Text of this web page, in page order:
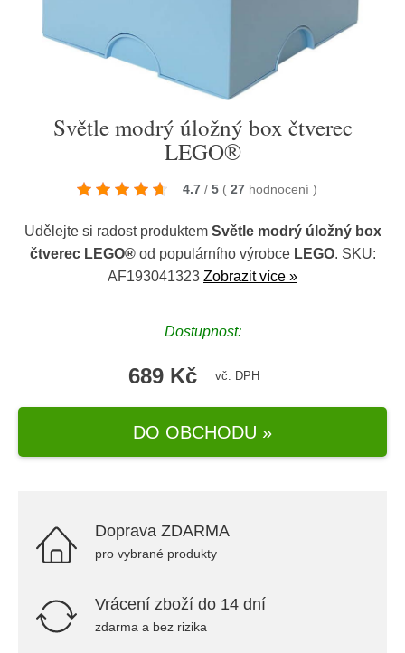
Světle modrý úložný box čtverec
LEGO®
4.7 / 5 ( 27 hodnocení )
Udělejte si radost produktem Světle modrý úložný box
čtverec LEGO®od populárního výrobce LEGO. SKU:
AF193041323 Zobrazit více »
Dostupnost:
689 Kč vč. DPH
DO OBCHODU »
Doprava ZDARMA
pro vybrané produkty
Vrácení zboží do 14 dní
zdarma a bez rizika